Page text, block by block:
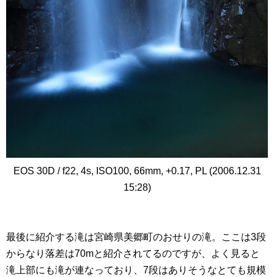
EOS 30D / f22, 4s, ISO100, 66mm, +0.17, PL (2006.12.31
15:28)
最後に紹介する滝は宮崎県美郷町のおせりの滝。ここは3段
からなり落差は70mと紹介されてるのですが、よく見ると
滝上部にも滝が連なっており、7段はありそうなとても規模